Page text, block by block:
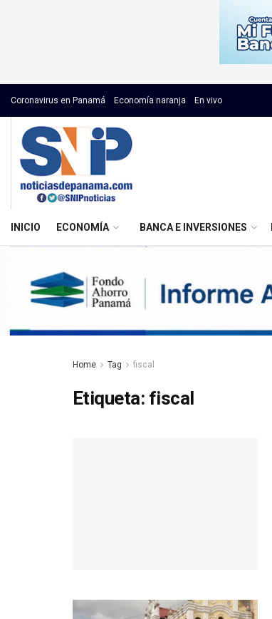
Coronavirus en Panamá Economía naranja En vivo
INICIO ECONOMÍA BANCA E INVERSIONES
Home Tag fiscal
Etiqueta: fiscal